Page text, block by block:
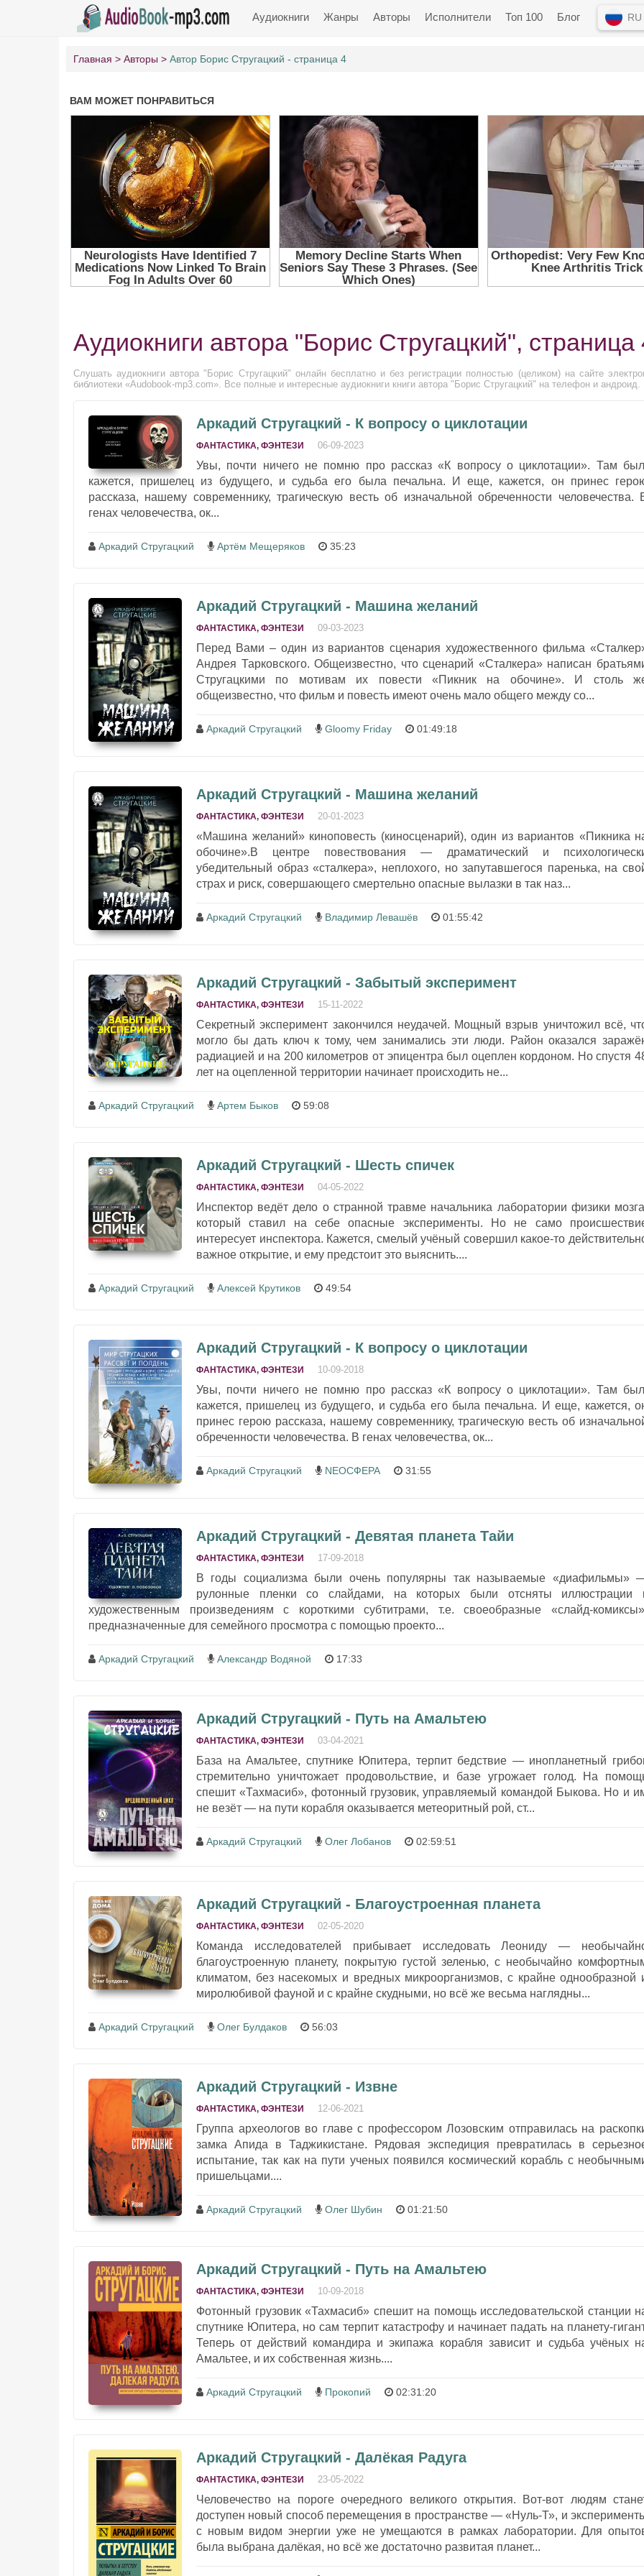
Аудиокниги Жанры Авторы Исполнители Топ 100 Блог RU
Главная Авторы Автор Борис Стругацкий - страница 4
Аудиокниги автора "Борис Стругацкий", страница
Слушать аудиокниги автора "Борис Стругацкий" онлайн бесплатно и без регистрации полностью (целиком) на сайте
библиотеки «Audobook-mp3.com». Все полные и интересные аудиокниги книги автора "Борис Стругацкий" на телефон и андроид.
Аркадий Стругацкий - К вопросу о циклотации
ФАНТАСТИКА, ФЭНТЕЗИ 06-09-2023
Увы, почти ничего не помню про рассказ «К вопросу о циклотации». Там
кажется, пришелец из будущего, и судьба его была печальна. И еще, кажется, он принес
рассказа, нашему современнику, трагическую весть об изначальной обреченности человечества.
генах человечества, ок...
Аркадий Стругацкий Артём Мещеряков 35:23
Аркадий Стругацкий - Машина желаний
ФАНТАСТИКА, ФЭНТЕЗИ 09-03-2023
Перед Вами – один из вариантов сценария художественного фильма
Андрея Тарковского. Общеизвестно, что сценарий «Сталкера» написан
Стругацкими по мотивам их повести «Пикник на обочине». И столь
общеизвестно, что фильм и повесть имеют очень мало общего между со...
Аркадий Стругацкий Gloomy Friday 01:49:18
Аркадий Стругацкий - Машина желаний
ФАНТАСТИКА, ФЭНТЕЗИ 20-01-2023
«Машина желаний» киноповесть (киносценарий), один из вариантов «Пикника
обочине».В центре повествования — драматический и
убедительный образ «сталкера», неплохого, но запутавшегося паренька, на
страх и риск, совершающего смертельно опасные вылазки в так наз...
Аркадий Стругацкий Владимир Левашёв 01:55:42
Аркадий Стругацкий - Забытый эксперимент
ФАНТАСТИКА, ФЭНТЕЗИ 15-11-2022
Секретный эксперимент закончился неудачей. Мощный взрыв уничтожил всё,
могло бы дать ключ к тому, чем занимались эти люди. Район оказался
радиацией и на 200 километров от эпицентра был оцеплен кордоном. Но спустя
лет на оцепленной территории начинает происходить не...
Аркадий Стругацкий Артем Быков 59:08
Аркадий Стругацкий - Шесть спичек
ФАНТАСТИКА, ФЭНТЕЗИ 04-05-2022
Инспектор ведёт дело о странной травме начальника лаборатории физики
который ставил на себе опасные эксперименты. Но не само
интересует инспектора. Кажется, смелый учёный совершил какое-то
важное открытие, и ему предстоит это выяснить....
Аркадий Стругацкий Алексей Крутиков 49:54
Аркадий Стругацкий - К вопросу о циклотации
ФАНТАСТИКА, ФЭНТЕЗИ 10-09-2018
Увы, почти ничего не помню про рассказ «К вопросу о циклотации». Там
кажется, пришелец из будущего, и судьба его была печальна. И еще, кажется,
принес герою рассказа, нашему современнику, трагическую весть об
обреченности человечества. В генах человечества, ок...
Аркадий Стругацкий NEOСФЕРА 31:55
Аркадий Стругацкий - Девятая планета Тайи
ФАНТАСТИКА, ФЭНТЕЗИ 17-09-2018
В годы социализма были очень популярны так называемые «диафильмы»
рулонные пленки со слайдами, на которых были отсняты иллюстрации
художественным произведениям с короткими субтитрами, т.е. своеобразные «слайд-
предназначенные для семейного просмотра с помощью проекто...
Аркадий Стругацкий Александр Водяной 17:33
Аркадий Стругацкий - Путь на Амальтею
ФАНТАСТИКА, ФЭНТЕЗИ 03-04-2021
База на Амальтее, спутнике Юпитера, терпит бедствие — инопланетный
стремительно уничтожает продовольствие, и базе угрожает голод. На
спешит «Тахмасиб», фотонный грузовик, управляемый командой Быкова. Но и
не везёт — на пути корабля оказывается метеоритный рой, ст...
Аркадий Стругацкий Олег Лобанов 02:59:51
Аркадий Стругацкий - Благоустроенная планета
ФАНТАСТИКА, ФЭНТЕЗИ 02-05-2020
Команда исследователей прибывает исследовать Леониду —
благоустроенную планету, покрытую густой зеленью, с необычайно
климатом, без насекомых и вредных микроорганизмов, с крайне однообразной
миролюбивой фауной и с крайне скудными, но всё же весьма наглядны...
Аркадий Стругацкий Олег Булдаков 56:03
Аркадий Стругацкий - Извне
ФАНТАСТИКА, ФЭНТЕЗИ 12-06-2021
Группа археологов во главе с профессором Лозовским отправилась на
замка Апида в Таджикистане. Рядовая экспедиция превратилась в
испытание, так как на пути ученых появился космический корабль с
пришельцами....
Аркадий Стругацкий Олег Шубин 01:21:50
Аркадий Стругацкий - Путь на Амальтею
ФАНТАСТИКА, ФЭНТЕЗИ 10-09-2018
Фотонный грузовик «Тахмасиб» спешит на помощь исследовательской станции
спутнике Юпитера, но сам терпит катастрофу и начинает падать на планету-
Теперь от действий командира и экипажа корабля зависит и судьба учёных
Амальтее, и их собственная жизнь....
Аркадий Стругацкий Прокопий 02:31:20
Аркадий Стругацкий - Далёкая Радуга
ФАНТАСТИКА, ФЭНТЕЗИ 23-05-2022
Человечество на пороге очередного великого открытия. Вот-вот людям
доступен новый способ перемещения в пространстве — «Нуль-Т», и
с новым видом энергии уже не умещаются в рамках лаборатории. Для
была выбрана далёкая, но всё же достаточно развитая планет...